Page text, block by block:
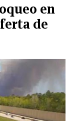
en
de